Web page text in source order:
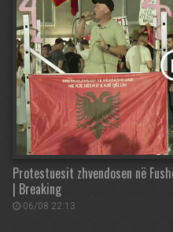
Protestuesit zhvendosen në
| Breaking
06/08 22:13